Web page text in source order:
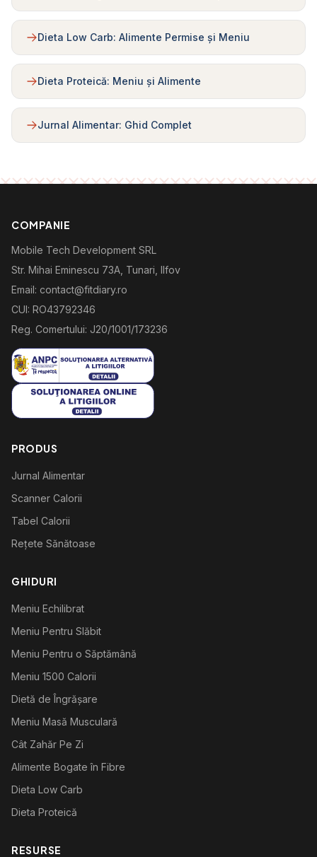
Dieta Low Carb: Alimente Permise și Meniu
Dieta Proteică: Meniu și Alimente
Jurnal Alimentar: Ghid Complet
COMPANIE
Mobile Tech Development SRL
Str. Mihai Eminescu 73A, Tunari, Ilfov
Email: contact@fitdiary.ro
CUI: RO43792346
Reg. Comertului: J20/1001/173236
PRODUS
Jurnal Alimentar
Scanner Calorii
Tabel Calorii
Rețete Sănătoase
GHIDURI
Meniu Echilibrat
Meniu Pentru Slăbit
Meniu Pentru o Săptămână
Meniu 1500 Calorii
Dietă de Îngrășare
Meniu Masă Musculară
Cât Zahăr Pe Zi
Alimente Bogate în Fibre
Dieta Low Carb
Dieta Proteică
RESURSE